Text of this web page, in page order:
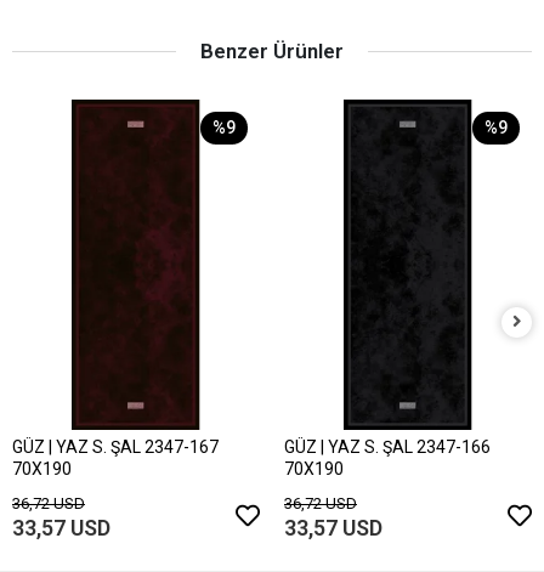
Benzer Ürünler
%9
GÜZ | YAZ S. ŞAL 2347-167
70X190
36,72 USD
33,57 USD
%9
GÜZ | YAZ S. ŞAL 2347-166
70X190
36,72 USD
33,57 USD